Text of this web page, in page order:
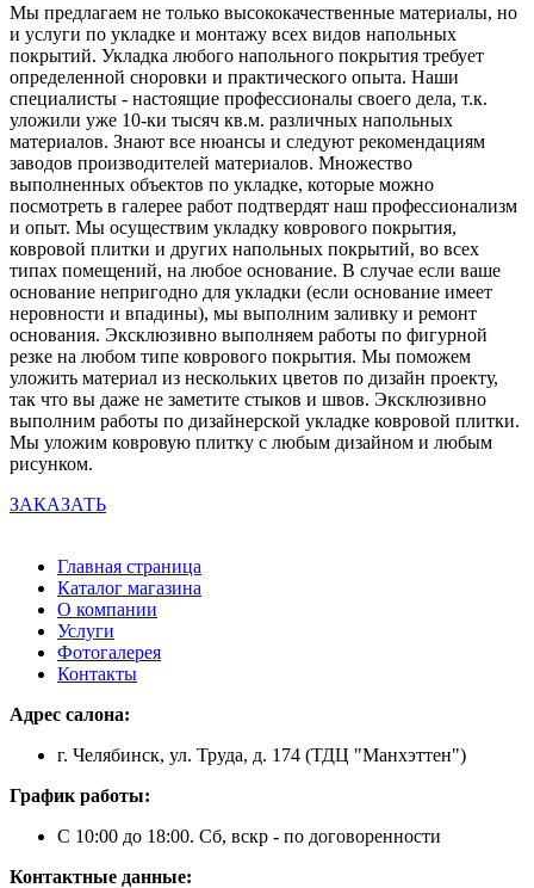
Мы предлагаем не только высококачественные материалы, но
и услуги по укладке и монтажу всех видов напольных
покрытий. Укладка любого напольного покрытия требует
определенной сноровки и практического опыта. Наши
специалисты - настоящие профессионалы своего дела, т.к.
уложили уже 10-ки тысяч кв.м. различных напольных
материалов. Знают все нюансы и следуют рекомендациям
заводов производителей материалов. Множество
выполненных объектов по укладке, которые можно
посмотреть в галерее работ подтвердят наш профессионализм
и опыт. Мы осуществим укладку коврового покрытия,
ковровой плитки и других напольных покрытий, во всех
типах помещений, на любое основание. В случае если ваше
основание непригодно для укладки (если основание имеет
неровности и впадины), мы выполним заливку и ремонт
основания. Эксклюзивно выполняем работы по фигурной
резке на любом типе коврового покрытия. Мы поможем
уложить материал из нескольких цветов по дизайн проекту,
так что вы даже не заметите стыков и швов. Эксклюзивно
выполним работы по дизайнерской укладке ковровой плитки.
Мы уложим ковровую плитку с любым дизайном и любым
рисунком.
ЗАКАЗАТЬ
Главная страница
Каталог магазина
О компании
Услуги
Фотогалерея
Контакты
Адрес салона:
г. Челябинск, ул. Труда, д. 174 (ТДЦ "Манхэттен")
График работы:
С 10:00 до 18:00. Сб, вскр - по договоренности
Контактные данные: